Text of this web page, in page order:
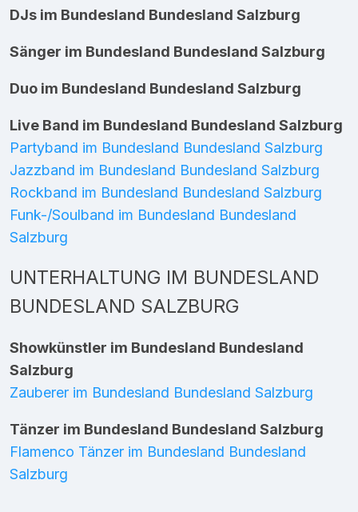
DJs im Bundesland Bundesland Salzburg
Sänger im Bundesland Bundesland Salzburg
Duo im Bundesland Bundesland Salzburg
Live Band im Bundesland Bundesland Salzburg
Partyband im Bundesland Bundesland Salzburg
Jazzband im Bundesland Bundesland Salzburg
Rockband im Bundesland Bundesland Salzburg
Funk-/Soulband im Bundesland Bundesland
Salzburg
UNTERHALTUNG IM BUNDESLAND
BUNDESLAND SALZBURG
Showkünstler im Bundesland Bundesland
Salzburg
Zauberer im Bundesland Bundesland Salzburg
Tänzer im Bundesland Bundesland Salzburg
Flamenco Tänzer im Bundesland Bundesland
Salzburg